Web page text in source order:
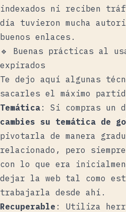
indexados ni reciben
día tuvieron mucha
buenos enlaces.
🔹 Buenas prácticas al
expirados
Te dejo aquí algunas
sacarles el máximo
Temática : Si compras un
cambies su temática de
pivotarla de manera
relacionado, pero
con lo que era
dejar la web tal como
trabajarla desde ahí.
Recuperable : Utiliza